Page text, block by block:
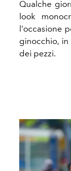
Qualche
look
l'occasione
ginocchio,
dei pezzi.